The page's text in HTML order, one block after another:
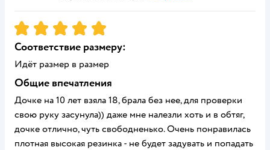
Рейтинг:5
Соответствие размеру:
Идёт размер в размер
Общие впечатления
Дочке на 10 лет взяла 18, брала без нее, для проверки
свою руку засунула)) даже мне налезли хоть и в обтяг,
дочке отлично, чуть свободненько. Очень понравилась
плотная высокая резинка - не будет задувать и попадать